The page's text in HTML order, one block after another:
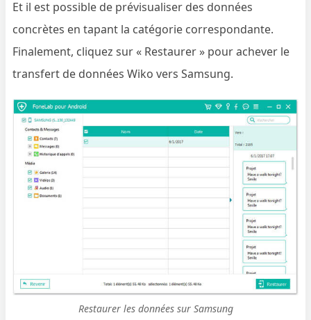
Et il est possible de prévisualiser des données
concrètes en tapant la catégorie correspondante.
Finalement, cliquez sur « Restaurer » pour achever le
transfert de données Wiko vers Samsung.
Restaurer les données sur Samsung